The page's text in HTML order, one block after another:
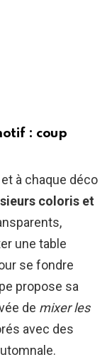
: coup
à chaque déco
coloris et
une table
se fondre
propose sa
de mixer les
avec des